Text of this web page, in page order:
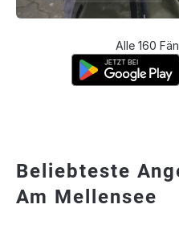
Alle 160
Beliebteste
Am Mellensee